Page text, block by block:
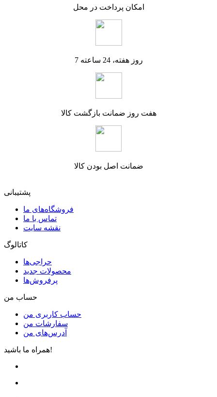
امکان پرداخت در محل
7 روز هفته، 24 ساعته
هفت روز ضمانت بازگشت کالا
ضمانت اصل بودن کالا
پشتیبانی
فروشگاه‌های ما
تماس با ما
نقشه سایت
کاتالوگ
حراجی‌ها
محصولات جدید
پرفروش‌ها
حساب من
حساب کاربری من
سفارشات من
آدرس‌های من
همراه ما باشید!